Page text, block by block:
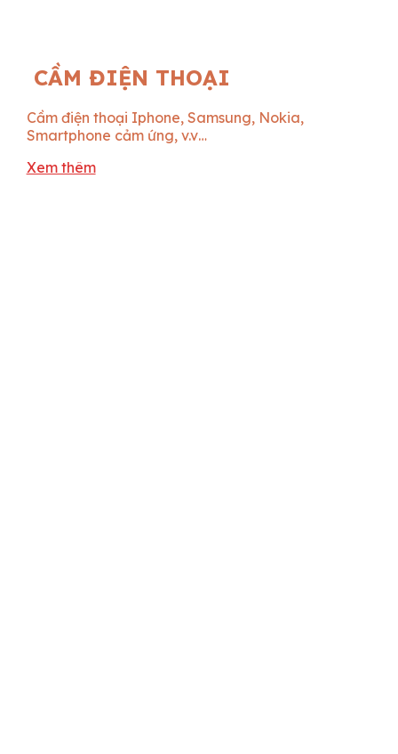
CẦM ĐIỆN THOẠI
Cầm điện thoại Iphone, Samsung, Nokia,
Smartphone cảm ứng, v.v…
Xem thêm